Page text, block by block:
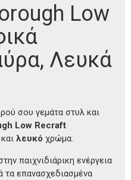
Low
Λευκά
σου γεμάτα στυλ και
Low Recraft
και λευκό χρώμα.
παιχνιδιάρικη ενέργεια
τα επανασχεδιασμένα